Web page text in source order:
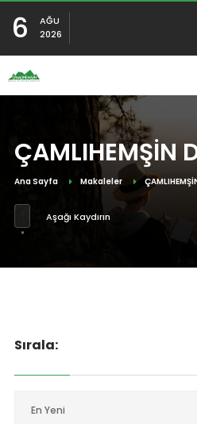
6
AĞU
2026
ÇAMLIHEMŞİN
Ana Sayfa Makaleler
Aşağı Kaydırın
Sırala:
En Yeni